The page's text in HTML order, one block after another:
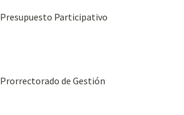
Presupuesto Participativo
Prorrectorado de Gestión